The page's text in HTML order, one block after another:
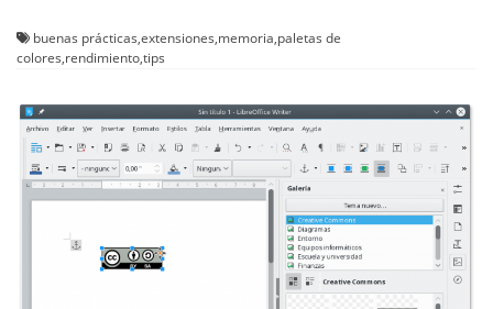
buenas prácticas,extensiones,memoria,paletas de
colores,rendimiento,tips